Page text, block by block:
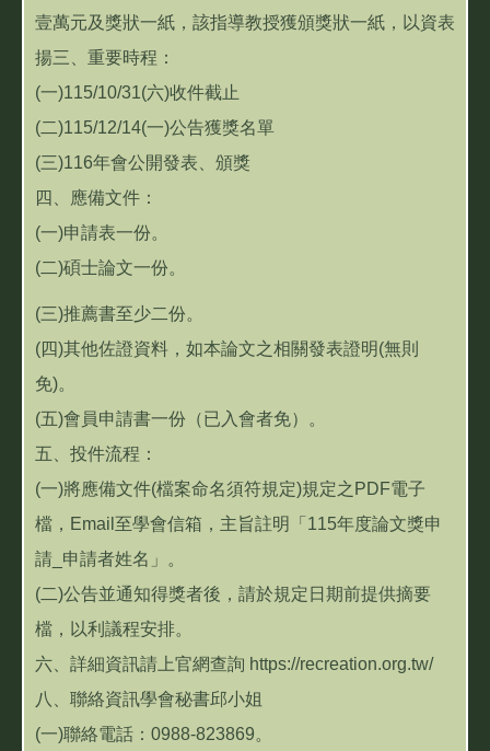
壹萬元及獎狀一紙，該指導教授獲頒獎狀一紙，以資表
揚三、重要時程：
(一)115/10/31(六)收件截止
(二)115/12/14(一)公告獲獎名單
(三)116年會公開發表、頒獎
四、應備文件：
(一)申請表一份。
(二)碩士論文一份。
(三)推薦書至少二份。
(四)其他佐證資料，如本論文之相關發表證明(無則
免)。
(五)會員申請書一份（已入會者免）。
五、投件流程：
(一)將應備文件(檔案命名須符規定)規定之PDF電子
檔，Email至學會信箱，主旨註明「115年度論文獎申
請_申請者姓名」。
(二)公告並通知得獎者後，請於規定日期前提供摘要
檔，以利議程安排。
六、詳細資訊請上官網查詢 https://recreation.org.tw/
八、聯絡資訊學會秘書邱小姐
(一)聯絡電話：0988-823869。